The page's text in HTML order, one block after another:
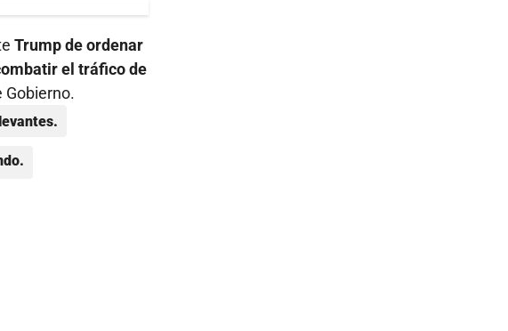
Trump de ordenar
el tráfico de
Gobierno.